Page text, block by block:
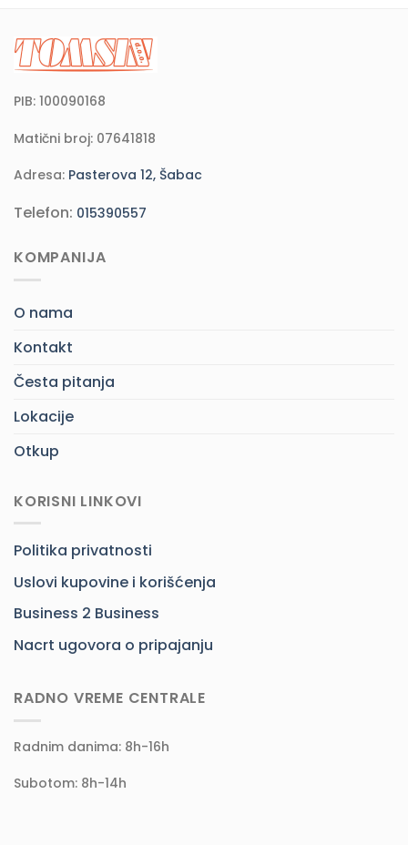
PIB: 100090168
Matični broj: 07641818
Adresa: Pasterova 12, Šabac
Telefon: 015390557
KOMPANIJA
O nama
Kontakt
Česta pitanja
Lokacije
Otkup
KORISNI LINKOVI
Politika privatnosti
Uslovi kupovine i korišćenja
Business 2 Business
Nacrt ugovora o pripajanju
RADNO VREME CENTRALE
Radnim danima: 8h-16h
Subotom: 8h-14h